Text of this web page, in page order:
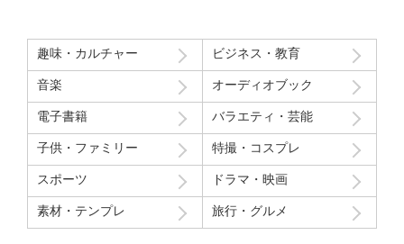
う」という趣旨の発言と「パイを食らう事はなんとも無い」とい
う趣旨の２つの部分ちょっと気分下がってしまったw
Route207さんいつも良い作品をありがとうございます！
初レビューですが、よく購入させて貰ってます！
趣味・カルチャー ビジネス・教育
音楽 オーディオブック
電子書籍 バラエティ・芸能
子供・ファミリー 特撮・コスプレ
スポーツ ドラマ・映画
素材・テンプレ 旅行・グルメ